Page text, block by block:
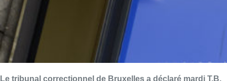
Le tribunal correctionnel de Bruxelles a déclaré mardi T.B.